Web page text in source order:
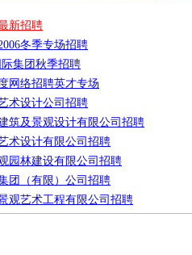
新招聘
冬季专场招聘
际集团秋季招聘
网络招聘英才专场
术设计公司招聘
筑及景观设计有限公司招聘
术设计有限公司招聘
园林建设有限公司招聘
团（有限）公司招聘
观艺术工程有限公司招聘